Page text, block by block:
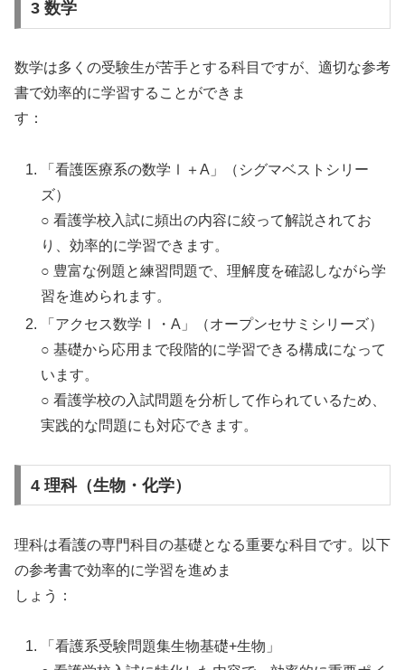
3 数学
数学は多くの受験生が苦手とする科目ですが、適切な参考
書で効率的に学習することができま
す：
「看護医療系の数学Ⅰ＋A」（シグマベストシリー
ズ）
○ 看護学校入試に頻出の内容に絞って解説されてお
り、効率的に学習できます。
○ 豊富な例題と練習問題で、理解度を確認しながら学
習を進められます。
「アクセス数学Ⅰ・A」（オープンセサミシリーズ）
○ 基礎から応用まで段階的に学習できる構成になって
います。
○ 看護学校の入試問題を分析して作られているため、
実践的な問題にも対応できます。
4 理科（生物・化学）
理科は看護の専門科目の基礎となる重要な科目です。以下
の参考書で効率的に学習を進めま
しょう：
「看護系受験問題集生物基礎+生物」